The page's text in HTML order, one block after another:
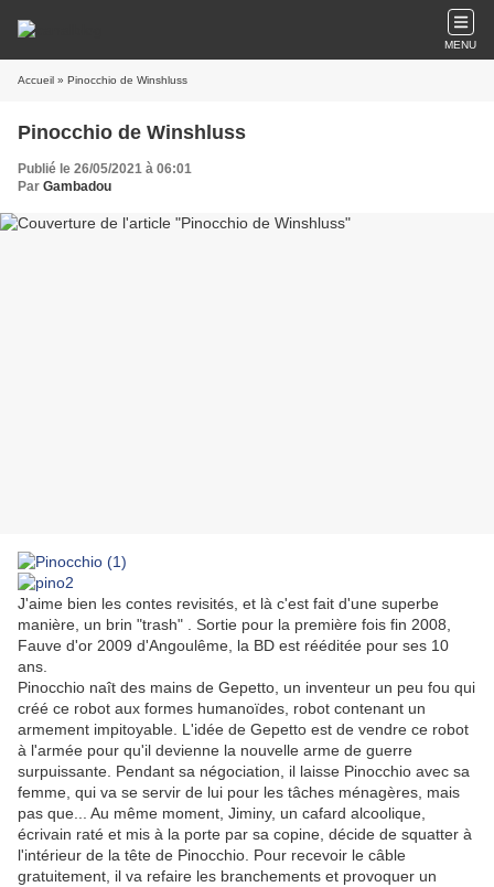
MENU
Accueil » Pinocchio de Winshluss
Pinocchio de Winshluss
Publié le 26/05/2021 à 06:01
Par Gambadou
J'aime bien les contes revisités, et là c'est fait d'une superbe
manière, un brin "trash" . Sortie pour la première fois fin 2008,
Fauve d'or 2009 d'Angoulême, la BD est rééditée pour ses 10
ans.
Pinocchio naît des mains de Gepetto, un inventeur un peu fou qui
créé ce robot aux formes humanoïdes, robot contenant un
armement impitoyable. L'idée de Gepetto est de vendre ce robot
à l'armée pour qu'il devienne la nouvelle arme de guerre
surpuissante. Pendant sa négociation, il laisse Pinocchio avec sa
femme, qui va se servir de lui pour les tâches ménagères, mais
pas que... Au même moment, Jiminy, un cafard alcoolique,
écrivain raté et mis à la porte par sa copine, décide de squatter à
l'intérieur de la tête de Pinocchio. Pour recevoir le câble
gratuitement, il va refaire les branchements et provoquer un